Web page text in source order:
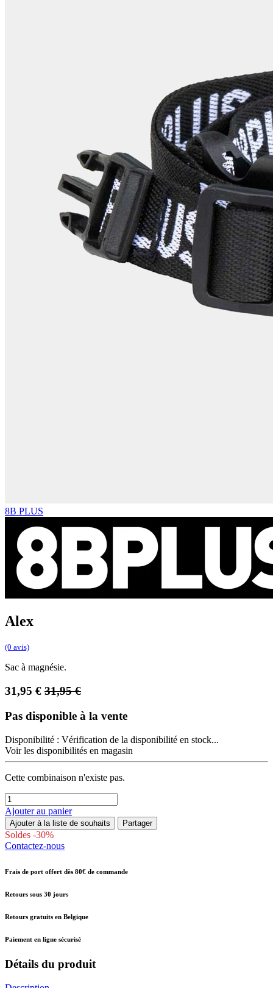
8B PLUS
Alex
(0 avis)
Sac à magnésie.
31,95 € 31,95€
Pas disponible à la vente
Disponibilité : Vérification de la disponibilité en stock...
Voir les disponibilités en magasin
Cette combinaison n'existe pas.
Ajouter au panier
Ajouter à la liste de souhaits Partager
Soldes -30%
Contactez-nous
Frais de port offert dès 80€ de commande
Retours sous 30 jours
Retours gratuits en Belgique
Paiement en ligne sécurisé
Détails du produit